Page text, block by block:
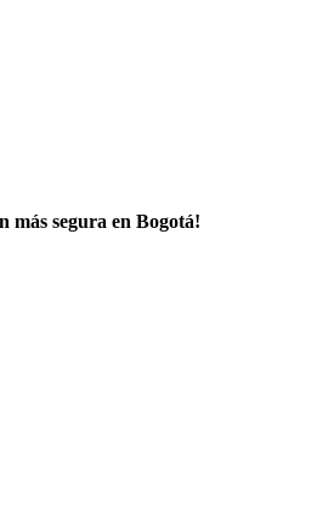
más segura en Bogotá!